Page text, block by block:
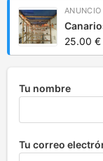
ANUNCIO
25.00 €
Tu nombre
Tu correo